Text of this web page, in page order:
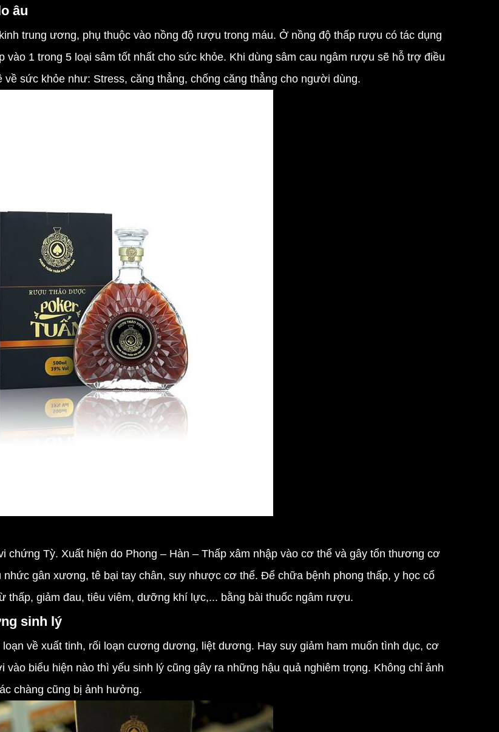
âu
trung ương, phụ thuộc vào nồng độ rượu trong máu. Ở nồng độ thấp rượu có tác dụng
1 trong 5 loại sâm tốt nhất cho sức khỏe. Khi dùng sâm cau ngâm rượu sẽ hỗ trợ điều
sức khỏe như: Stress, căng thẳng, chống căng thẳng cho người dùng.
Tỳ. Xuất hiện do Phong – Hàn – Thấp xâm nhập vào cơ thể và gây tổn thương cơ
gân xương, tê bại tay chân, suy nhược cơ thể. Để chữa bệnh phong thấp, y học cổ
thấp, giảm đau, tiêu viêm, dưỡng khí lực,... bằng bài thuốc ngâm rượu.
sinh lý
về xuất tinh, rối loạn cương dương, liệt dương. Hay suy giảm ham muốn tình dục, cơ
biểu hiện nào thì yếu sinh lý cũng gây ra những hậu quả nghiêm trọng. Không chỉ ảnh
chàng cũng bị ảnh hưởng.